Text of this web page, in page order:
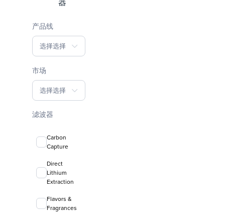
产品线
选择选择
市场
选择选择
滤波器
Carbon
Capture
Direct
Lithium
Extraction
Flavors &
Fragrances